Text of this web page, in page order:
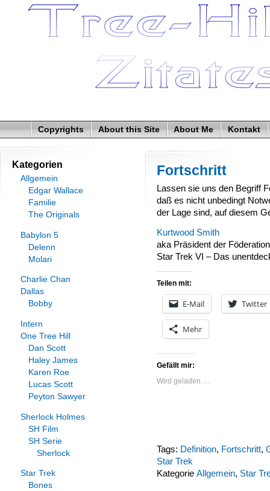
Copyrights About this Site About Me Kontakt
Fortschritt
Lassen sie uns den Begriff
daß es nicht unbedingt
der Lage sind, auf diesem
Kurtwood Smith
aka Präsident der Föderation
Star Trek VI – Das
Teilen mit:
E-Mail Twitter
Mehr
Gefällt mir:
Wird geladen …
Tags: Definition, Fortschritt,
Star Trek
Kategorie Allgemein, Star
Kategorien
Allgemein
Edgar Wallace
Familie
The Originals
Babylon 5
Delenn
Molari
Charlie Chan
Dallas
Bobby
Intern
One Tree Hill
Dan Scott
Haley James
Karen Roe
Lucas Scott
Peyton Sawyer
Sherlock Holmes
SH Film
SH Serie
Sherlock
Star Trek
Bones